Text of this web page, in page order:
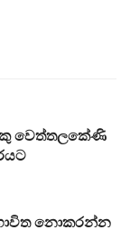
වෙත්තලකේණි
නොකරන්න